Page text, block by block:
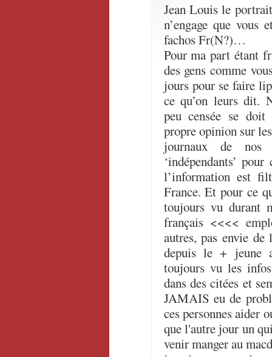
Jean Louis le
n’engage que vous
fachos Fr(N?)…
Pour ma part étant
des gens comme
jours pour se faire
ce qu’on leurs dit.
peu censée se
propre opinion sur
journaux de nos
‘indépendants’
l’information est
France. Et pour ce
toujours vu durant
français <<<<
autres, pas envie
depuis le + jeune
toujours vu les
dans des citées et
JAMAIS eu de
ces personnes aider
que l'autre jour un
venir manger au